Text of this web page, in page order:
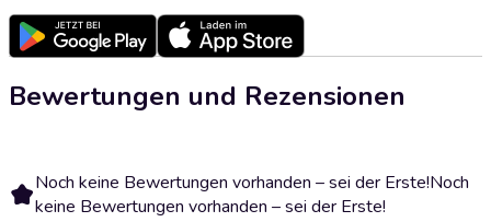
Bewertungen und Rezensionen
Noch keine Bewertungen vorhanden – sei der Erste!Noch
keine Bewertungen vorhanden – sei der Erste!